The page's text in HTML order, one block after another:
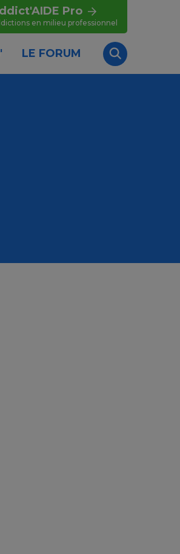
Pro
en milieu professionnel
LE FORUM
Recherche